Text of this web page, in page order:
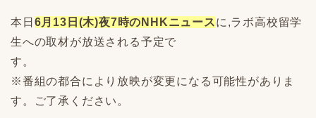
本日 6月13日(木)夜7時のNHKニュースに,ラボ高校留学
生への取材が放送される予定で
す。
※番組の都合により放映が変更になる可能性がありま
す。ご了承ください。